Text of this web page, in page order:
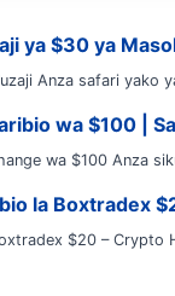
ya $30 ya
Anza safari yako
wa $100 |
wa $100 Anza
la Boxtradex
$20 – Crypto